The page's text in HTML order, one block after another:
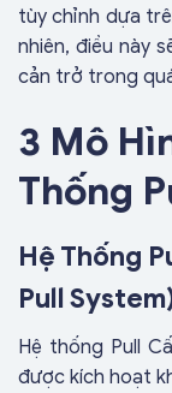
tùy chỉnh dựa
nhiên, điều này
cản trở trong
3 Mô
Thống
Hệ Thống
Pull
Hệ thống Pull
được kích hoạt